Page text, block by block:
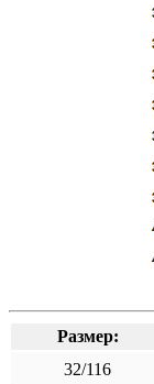
Размер:
32/116